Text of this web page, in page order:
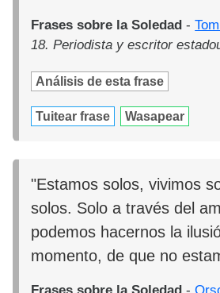
Frases sobre la Soledad -
18. Periodista y escritor
Análisis de esta frase
Tuitear frase Wasapear
"Estamos solos, vivimos
solos. Solo a través del
podemos hacernos la
momento, de que no